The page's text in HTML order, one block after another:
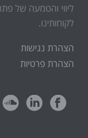
ליווי והטמעה של
לקוחותינו.
הצהרת נגישות
הצהרת פרטיות